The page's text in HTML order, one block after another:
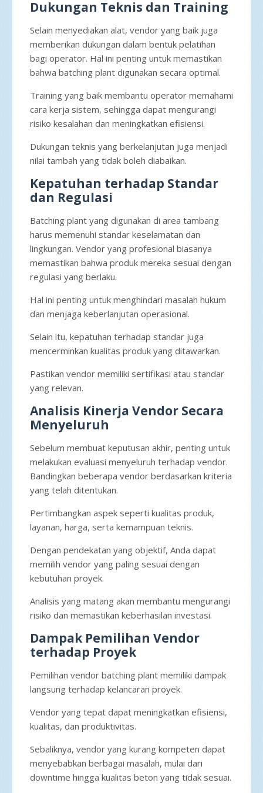
Dukungan Teknis dan Training
Selain menyediakan alat, vendor yang baik juga
memberikan dukungan dalam bentuk pelatihan
bagi operator. Hal ini penting untuk memastikan
bahwa batching plant digunakan secara optimal.
Training yang baik membantu operator memahami
cara kerja sistem, sehingga dapat mengurangi
risiko kesalahan dan meningkatkan efisiensi.
Dukungan teknis yang berkelanjutan juga menjadi
nilai tambah yang tidak boleh diabaikan.
Kepatuhan terhadap Standar
dan Regulasi
Batching plant yang digunakan di area tambang
harus memenuhi standar keselamatan dan
lingkungan. Vendor yang profesional biasanya
memastikan bahwa produk mereka sesuai dengan
regulasi yang berlaku.
Hal ini penting untuk menghindari masalah hukum
dan menjaga keberlanjutan operasional.
Selain itu, kepatuhan terhadap standar juga
mencerminkan kualitas produk yang ditawarkan.
Pastikan vendor memiliki sertifikasi atau standar
yang relevan.
Analisis Kinerja Vendor Secara
Menyeluruh
Sebelum membuat keputusan akhir, penting untuk
melakukan evaluasi menyeluruh terhadap vendor.
Bandingkan beberapa vendor berdasarkan kriteria
yang telah ditentukan.
Pertimbangkan aspek seperti kualitas produk,
layanan, harga, serta kemampuan teknis.
Dengan pendekatan yang objektif, Anda dapat
memilih vendor yang paling sesuai dengan
kebutuhan proyek.
Analisis yang matang akan membantu mengurangi
risiko dan memastikan keberhasilan investasi.
Dampak Pemilihan Vendor
terhadap Proyek
Pemilihan vendor batching plant memiliki dampak
langsung terhadap kelancaran proyek.
Vendor yang tepat dapat meningkatkan efisiensi,
kualitas, dan produktivitas.
Sebaliknya, vendor yang kurang kompeten dapat
menyebabkan berbagai masalah, mulai dari
downtime hingga kualitas beton yang tidak sesuai.